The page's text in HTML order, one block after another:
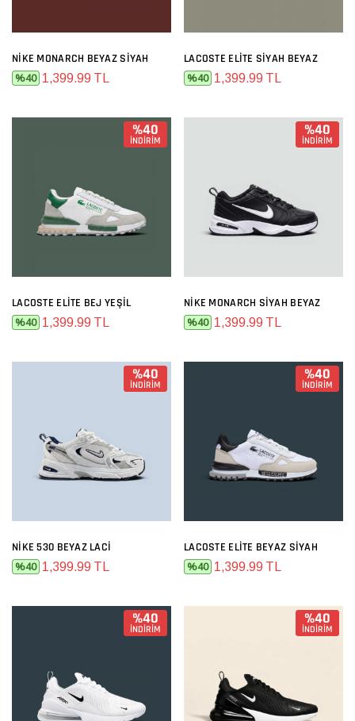
NIKE MONARCH BEYAZ SIYAH
%40 1,399.99 TL
LACOSTE ELITE SIYAH BEYAZ
%40 1,399.99 TL
%40
İNDİRİM
LACOSTE ELITE BEJ YEŞIL
%40 1,399.99 TL
%40
İNDİRİM
NIKE MONARCH SIYAH BEYAZ
%40 1,399.99 TL
%40
İNDİRİM
NIKE 530 BEYAZ LACI
%40 1,399.99 TL
%40
İNDİRİM
LACOSTE ELITE BEYAZ SIYAH
%40 1,399.99 TL
%40
İNDİRİM
%40
İNDİRİM